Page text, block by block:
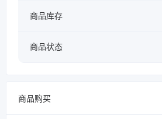
商品库存
商品状态
商品购买